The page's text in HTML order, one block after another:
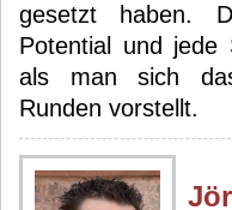
gesetzt haben.
Potential und jede
als man sich
Runden vorstellt.